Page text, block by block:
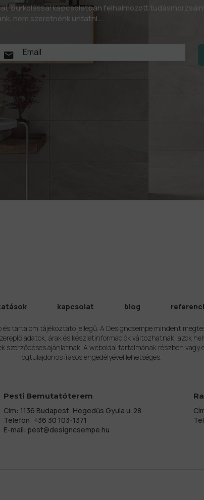
burkolással kapcsolatban felhalmozott
nem szeretnénk untatni….
kapcsolat blog
tartalom tájékoztató jellegű. A Designcsempe mindent
adatok, árak és készletinformációk változhatnak, azok
ajánlatnak. A weboldal tartalmának részben vagy
jogtulajdonos írásos engedélyével lehetséges.
Pesti Bemutatóterem
Cím: 1136 Budapest, Hegedűs Gyula u. 28.
Telefon: +36 30 103-1371
E-mail: pest@designcsempe.hu